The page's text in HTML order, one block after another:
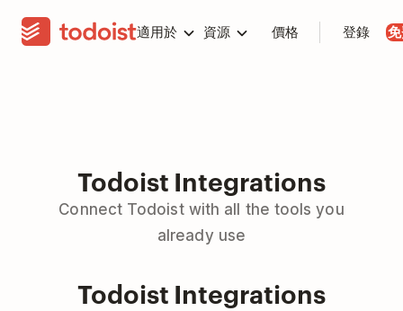
適用於 資源 價格 登錄
Todoist Integrations
Connect Todoist with all the tools you
already use
Todoist Integrations